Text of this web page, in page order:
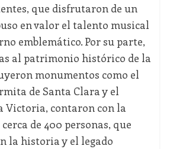
que disfrutaron de un
en valor el talento musical
emblemático. Por su parte,
al patrimonio histórico de la
monumentos como el
de Santa Clara y el
Victoria, contaron con la
de 400 personas, que
la historia y el legado